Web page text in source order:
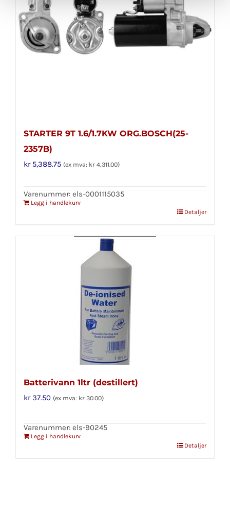
STARTER 9T 1.6/1.7KW ORG.BOSCH(25-
2357B)
kr5,388.75 (ex mva: kr 4,311.00)
Varenummer: els-0001115035
Legg i handlekurv
Detaljer
Batterivann 1ltr (destillert)
kr37.50 (ex mva: kr 30.00)
Varenummer: els-90245
Legg i handlekurv
Detaljer